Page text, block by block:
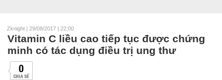
Zknight | 29/08/2017 | 22:00
Vitamin C liều cao tiếp tục được chứng
minh có tác dụng điều trị ung thư
0
CHIA SẺ